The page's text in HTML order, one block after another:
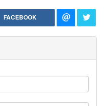
FACEBOOK